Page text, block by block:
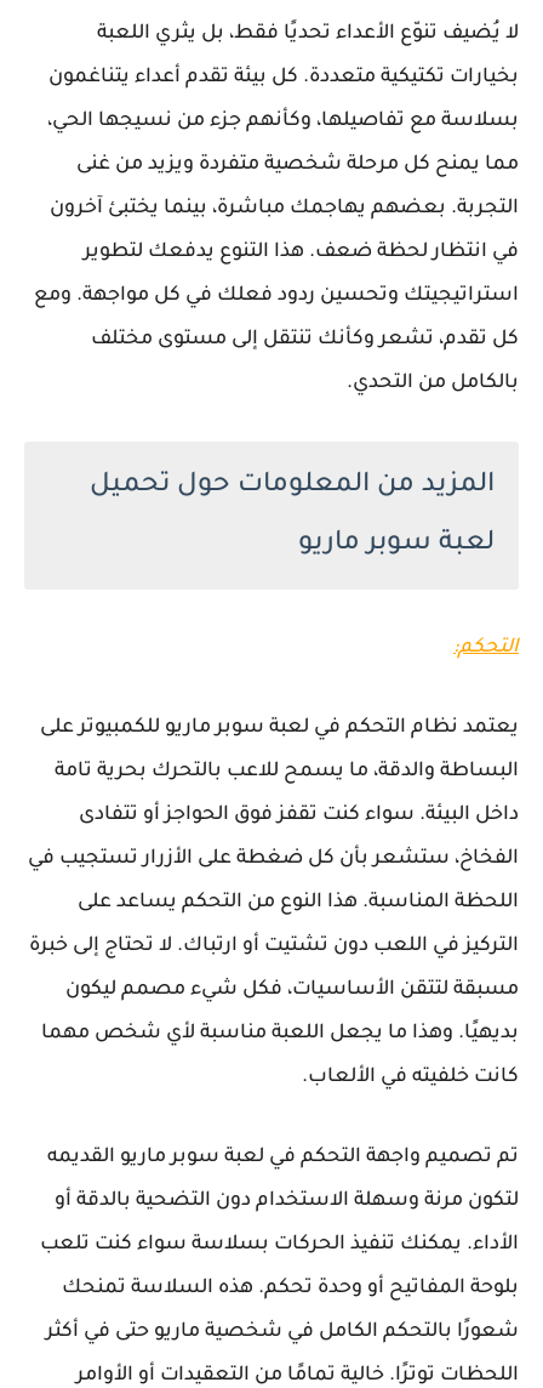
لا يُضيف تنوّع الأعداء تحديًا فقط، بل يثري اللعبة
بخيارات تكتيكية متعددة. كل بيئة تقدم أعداء يتناغمون
بسلاسة مع تفاصيلها، وكأنهم جزء من نسيجها الحي،
مما يمنح كل مرحلة شخصية متفردة ويزيد من غنى
التجربة. بعضهم يهاجمك مباشرة، بينما يختبئ آخرون
في انتظار لحظة ضعف. هذا التنوع يدفعك لتطوير
استراتيجيتك وتحسين ردود فعلك في كل مواجهة. ومع
كل تقدم، تشعر وكأنك تنتقل إلى مستوى مختلف
بالكامل من التحدي.
المزيد من المعلومات حول تحميل
لعبة سوبر ماريو
التحكم:
يعتمد نظام التحكم في لعبة سوبر ماريو للكمبيوتر على
البساطة والدقة، ما يسمح للاعب بالتحرك بحرية تامة
داخل البيئة. سواء كنت تقفز فوق الحواجز أو تتفادى
الفخاخ، ستشعر بأن كل ضغطة على الأزرار تستجيب في
اللحظة المناسبة. هذا النوع من التحكم يساعد على
التركيز في اللعب دون تشتيت أو ارتباك. لا تحتاج إلى خبرة
مسبقة لتتقن الأساسيات، فكل شيء مصمم ليكون
بديهيًا. وهذا ما يجعل اللعبة مناسبة لأي شخص مهما
كانت خلفيته في الألعاب.
تم تصميم واجهة التحكم في لعبة سوبر ماريو القديمه
لتكون مرنة وسهلة الاستخدام دون التضحية بالدقة أو
الأداء. يمكنك تنفيذ الحركات بسلاسة سواء كنت تلعب
بلوحة المفاتيح أو وحدة تحكم. هذه السلاسة تمنحك
شعورًا بالتحكم الكامل في شخصية ماريو حتى في أكثر
اللحظات توترًا. خالية تمامًا من التعقيدات أو الأوامر